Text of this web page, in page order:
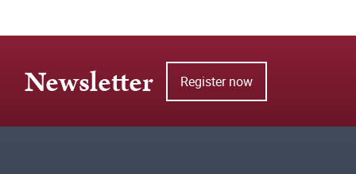
Newsletter Register now